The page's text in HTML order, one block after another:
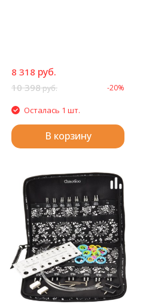
8 318 руб.
10 398руб. -20%
Осталась 1 шт.
В корзину